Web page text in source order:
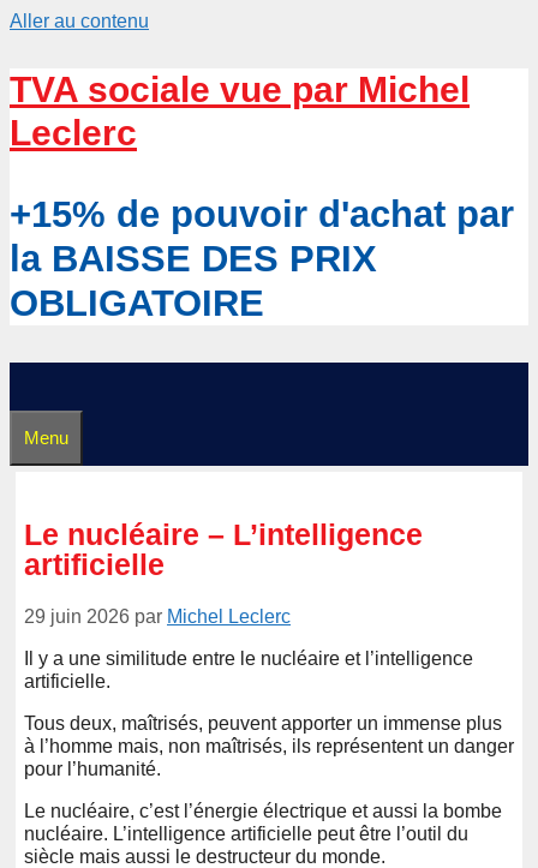
Aller au contenu
TVA sociale vue par Michel
Leclerc
+15% de pouvoir d'achat par
la BAISSE DES PRIX
OBLIGATOIRE
Menu
Le nucléaire – L’intelligence
artificielle
29 juin 2026 par Michel Leclerc
Il y a une similitude entre le nucléaire et l’intelligence
artificielle.
Tous deux, maîtrisés, peuvent apporter un immense plus
à l’homme mais, non maîtrisés, ils représentent un danger
pour l’humanité.
Le nucléaire, c’est l’énergie électrique et aussi la bombe
nucléaire. L’intelligence artificielle peut être l’outil du
siècle mais aussi le destructeur du monde.